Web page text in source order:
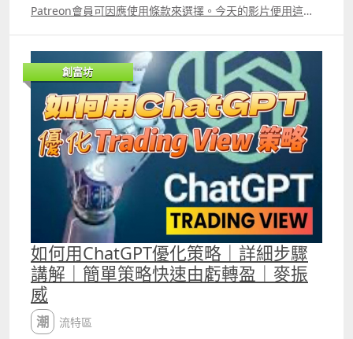
標原理介紹
httpswww.tradingview.comscript1D11hGCm%E7%B7%
9A%E6%80%A7%E5%9B%9E%E6%AD%B8%E6%8C%87
%E6%A8%9910 9 Rob Hoffman IRB策略改良版 YouTube
介紹影片 httpswww.youtube.comwatchv=0Bek8Xz2qtQ
Backtest Report港股版
httpswww.tradingview.comscripttMpjELSqRobHoffman
IRBStrategy%E6%94%B9%E8%89%AF%E7%89%88%E6
%B8%AF%E8%82%A1%E7%89%88%E6%9C%AC
Backtest Report美股版
httpswww.tradingview.comscriptiW0xXBjbRobHoffman
IRBStrategy%E6%94%B9%E8%89%AF%E7%89%88 10
VCP 策略改良版 YouTube介紹影片
httpsyoutu.be7qHtfvqtbsA Backtest Report
httpswww.tradingview.comscriptHOVn7TzcVCP%E7%A
D%96%E7%95%A5%E6%94%B9%E8%89%AF%E7%89%8
8 11 Oops 策略改良版 Backtest Report
httpswww.tradingview.comscriptIUFJuLLQOops%E7%A
D%96%E7%95%A5%E6%94%B9%E8%89%AF%E7%89%8
8%E7%BE%8E%E6%9C%9F%E7%89%88
Patreon會員可因應使用條款來選擇。今天的影片便用這個
有7.5萬港元，在過去一個月的回報有2387.5港元。 但若交
易TeslaUSTSLA，以用樣的本金及購買力，在過去一個月的
回報有38855港元。兩隻股份的沽空金額都很大，也十分適
合短炒，若全年計算其實兩者的回報不會有太大分別。 至於
港股，在過去一個月交易泡泡瑪特9992，同樣用5萬港元本
金，1.5倍槓桿交易，在過去一個月交易了5次，win rate有
100%，獲利15330港元。 另外騰訊700及靈寶3330，同樣
用5萬港元本金，1.5倍槓桿交易，在過去一個月交易騰訊，
只交易了4次，win rate也是100%，獲利6959港元。交易靈
寶則在過去一個月交易了15次，win rate有86.67%，獲利
31856港元，以5萬本金計，月回報有63%。 今天的影片重
點是教大家運用「VCP策略改良版」時應如何選股，必需選
走勢比大市強的股份，可以運用Trading View的圖表做比
較，也可以使用我們在課堂上教的Compare Indicator。
創富坊
如何用ChatGPT優化策略｜詳細步驟
講解｜簡單策略快速由虧轉盈｜麥振
威
潮流特區